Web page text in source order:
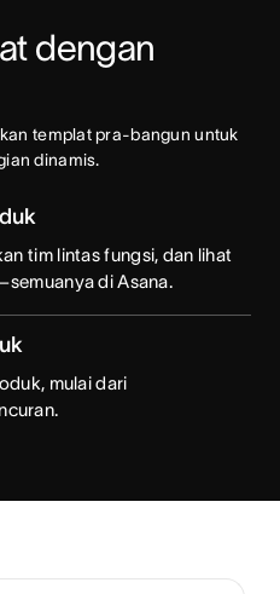
dengan
templat pra-bangun untuk
dinamis.
tim lintas fungsi, dan lihat
di Asana.
mulai dari